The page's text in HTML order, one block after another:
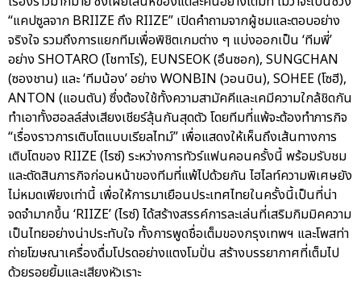
“แคปซูลจาก BRIIZE ถึง RIIZE” เปิดคำถามจากผู้ชมและตอบอย่าง
จริงใจ รวมถึงการแยกทีมเพื่อพิชิตเกมต่าง ๆ แบ่งออกเป็น ‘ทีมพี่’
อย่าง SHOTARO (โชทาโร่), EUNSEOK (อึนซอก), SUNGCHAN
(ซองชาน) และ ‘ทีมน้อง’ อย่าง WONBIN (วอนบิน), SOHEE (โซฮี),
ANTON (แอนตัน) ซึ่งต้องใช้ทั้งความสามัคคีและเคมีความใกล้ชิดกัน
ทำเอาทั้งฮอลล์ส่งเสียงเชียร์ลุ้นกันสุดตัว โดยทีมที่แพ้จะต้องทำภารกิจ
“เรื่องราวการเติบโตแบบเรียลไทม์” เพื่อแสดงให้เห็นถึงเส้นทางการ
เติบโตของ RIIZE (ไรซ์) ระหว่างการทัวร์แฟนคอนครั้งนี้ พร้อมรับชม
และตัดสินภารกิจก่อนหน้าของทีมที่แพ้ไปด้วยกัน ไฮไลท์ความพิเศษยัง
ไม่หมดเพียงเท่านี้ เพื่อให้การมาเยือนประเทศไทยในครั้งนี้เป็นที่น่า
จดจำมากขึ้น ‘RIIZE’ (ไรซ์) ได้สร้างสรรค์การละเล่นที่เสริมกิมมิคความ
เป็นไทยอย่างน่าประทับใจ ทั้งการพูดชื่อเต็มของกรุงเทพฯ และโพสท่า
ถ่ายโฆษณาเครื่องดื่มโปรดอย่างแตงโมปั่น สร้างบรรยากาศที่เต็มไป
ด้วยรอยยิ้มและเสียงหัวเราะ